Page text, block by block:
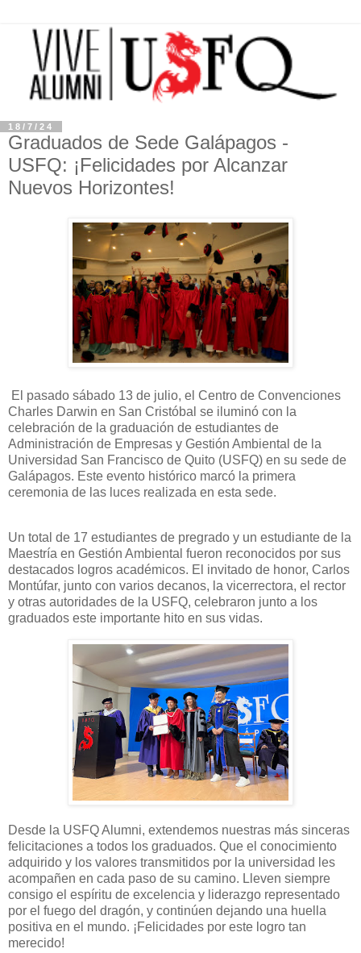
18/7/24
Graduados de Sede Galápagos -
USFQ: ¡Felicidades por Alcanzar
Nuevos Horizontes!
El pasado sábado 13 de julio, el Centro de Convenciones
Charles Darwin en San Cristóbal se iluminó con la
celebración de la graduación de estudiantes de
Administración de Empresas y Gestión Ambiental de la
Universidad San Francisco de Quito (USFQ) en su sede de
Galápagos. Este evento histórico marcó la primera
ceremonia de las luces realizada en esta sede.
Un total de 17 estudiantes de pregrado y un estudiante de la
Maestría en Gestión Ambiental fueron reconocidos por sus
destacados logros académicos. El invitado de honor, Carlos
Montúfar, junto con varios decanos, la vicerrectora, el rector
y otras autoridades de la USFQ, celebraron junto a los
graduados este importante hito en sus vidas.
Desde la USFQ Alumni, extendemos nuestras más sinceras
felicitaciones a todos los graduados. Que el conocimiento
adquirido y los valores transmitidos por la universidad les
acompañen en cada paso de su camino. Lleven siempre
consigo el espíritu de excelencia y liderazgo representado
por el fuego del dragón, y continúen dejando una huella
positiva en el mundo. ¡Felicidades por este logro tan
merecido!